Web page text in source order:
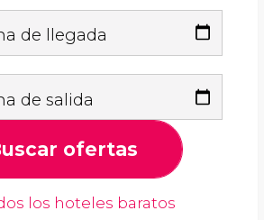
de llegada
de salida
ofertas
los hoteles baratos